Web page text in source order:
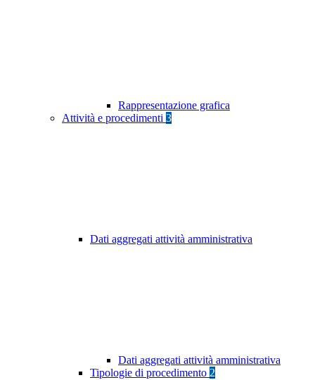
Rappresentazione grafica
Attività e procedimenti 3
Dati aggregati attività amministrativa
Dati aggregati attività amministrativa
Tipologie di procedimento 2